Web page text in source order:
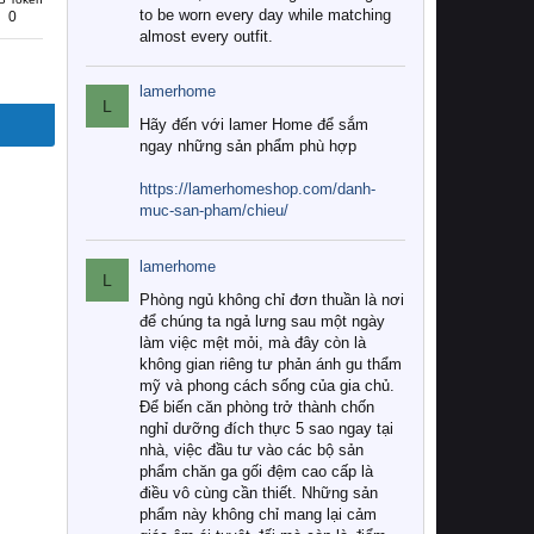
0
to be worn every day while matching
almost every outfit.
L
lamerhome
Hãy đến với lamer Home để sắm
ngay những sản phẩm phù hợp
https://lamerhomeshop.com/danh-
muc-san-pham/chieu/
L
lamerhome
Phòng ngủ không chỉ đơn thuần là nơi
để chúng ta ngả lưng sau một ngày
làm việc mệt mỏi, mà đây còn là
không gian riêng tư phản ánh gu thẩm
mỹ và phong cách sống của gia chủ.
Để biến căn phòng trở thành chốn
nghỉ dưỡng đích thực 5 sao ngay tại
nhà, việc đầu tư vào các bộ sản
phẩm chăn ga gối đệm cao cấp là
điều vô cùng cần thiết. Những sản
phẩm này không chỉ mang lại cảm